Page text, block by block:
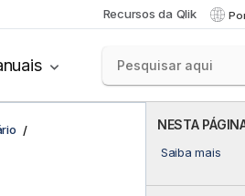
Recursos da Qlik
NESTA
Saiba mais